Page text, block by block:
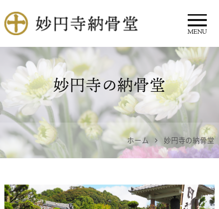
妙円寺 納骨堂
MENU
妙円寺の納骨堂
ホーム 妙円寺の納骨堂